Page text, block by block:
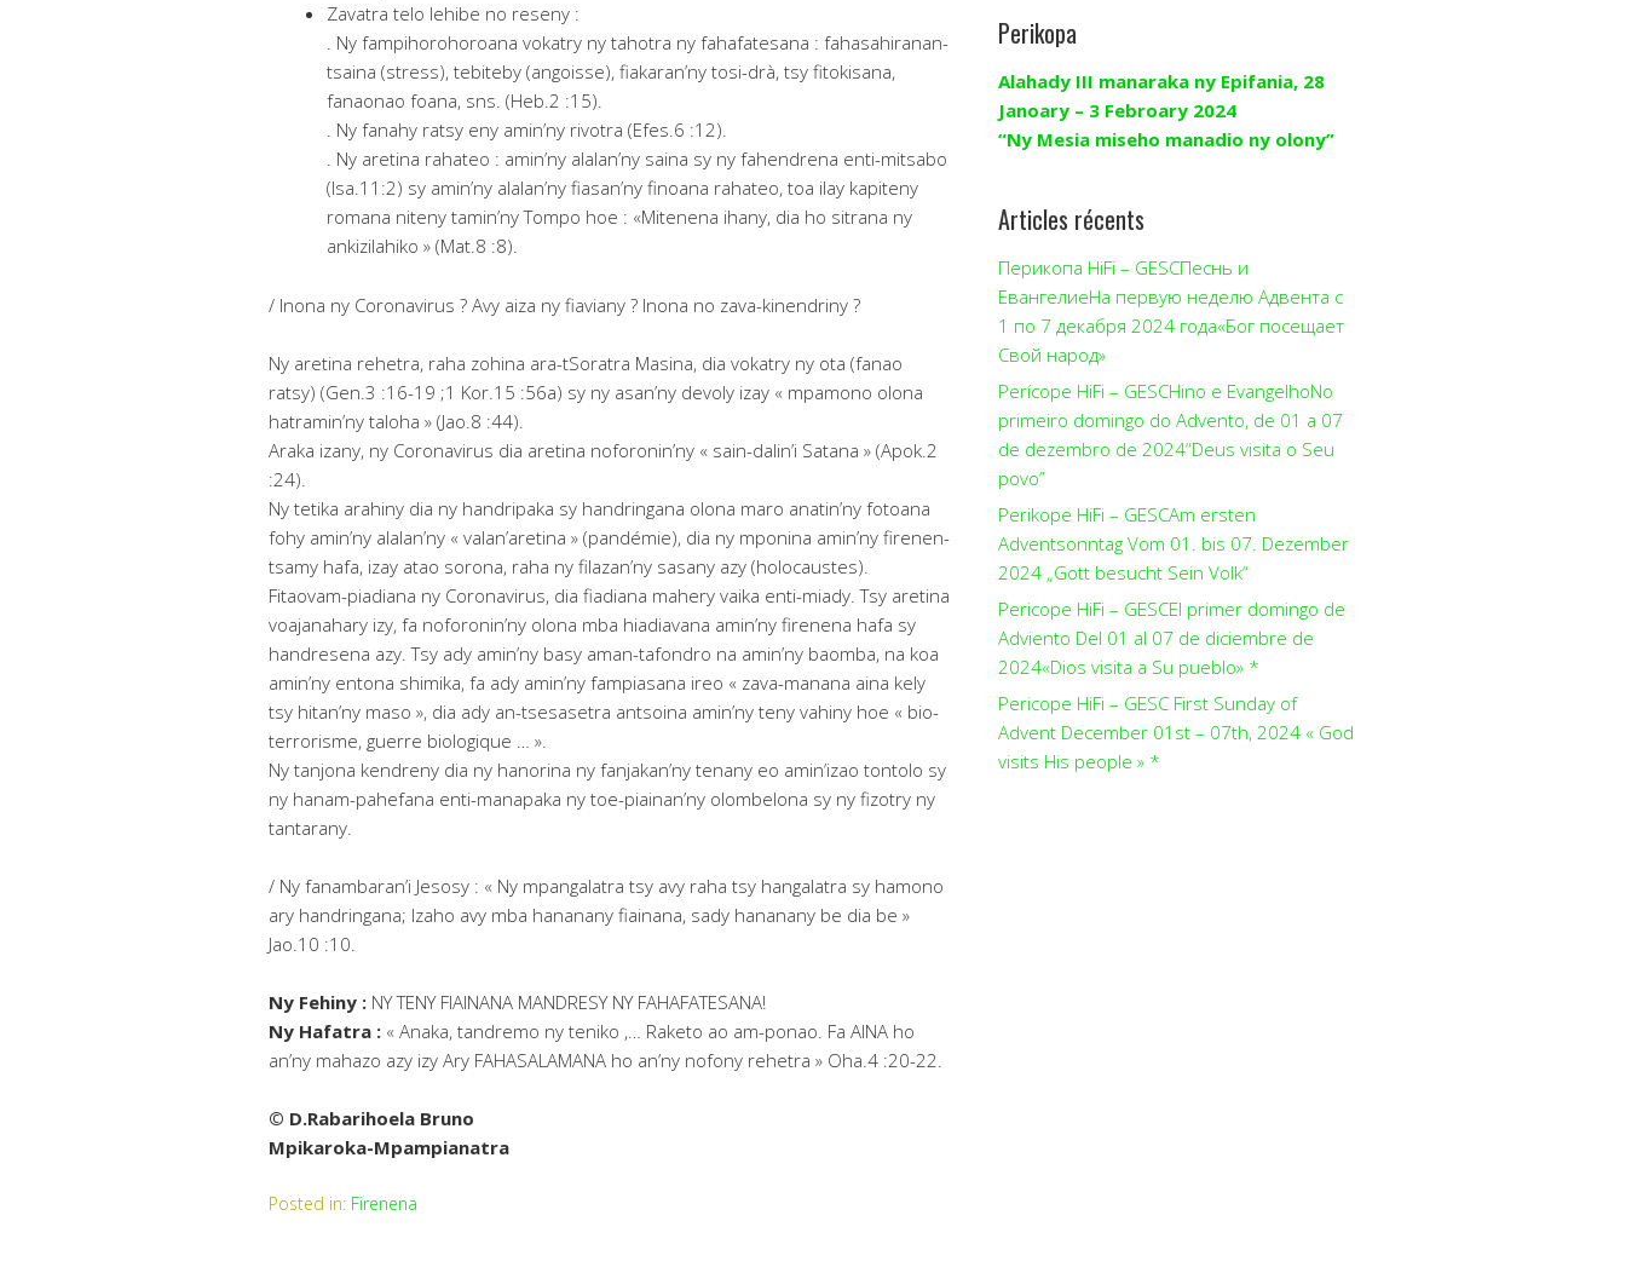
Zavatra telo lehibe no reseny :
. Ny fampihorohoroana vokatry ny tahotra ny fahafatesana : fahasahiranan-
tsaina (stress), tebiteby (angoisse), fiakaran’ny tosi-drà, tsy fitokisana,
fanaonao foana, sns. (Heb.2 :15).
. Ny fanahy ratsy eny amin’ny rivotra (Efes.6 :12).
. Ny aretina rahateo : amin’ny alalan’ny saina sy ny fahendrena enti-mitsabo
(Isa.11:2) sy amin’ny alalan’ny fiasan’ny finoana rahateo, toa ilay kapiteny
romana niteny tamin’ny Tompo hoe : «Mitenena ihany, dia ho sitrana ny
ankizilahiko » (Mat.8 :8).
/ Inona ny Coronavirus ? Avy aiza ny fiaviany ? Inona no zava-kinendriny ?
Ny aretina rehetra, raha zohina ara-tSoratra Masina, dia vokatry ny ota (fanao
ratsy) (Gen.3 :16-19 ;1 Kor.15 :56a) sy ny asan’ny devoly izay « mpamono olona
hatramin’ny taloha » (Jao.8 :44).
Araka izany, ny Coronavirus dia aretina noforonin’ny « sain-dalin’i Satana » (Apok.2
:24).
Ny tetika arahiny dia ny handripaka sy handringana olona maro anatin’ny fotoana
fohy amin’ny alalan’ny « valan’aretina » (pandémie), dia ny mponina amin’ny firenen-
tsamy hafa, izay atao sorona, raha ny filazan’ny sasany azy (holocaustes).
Fitaovam-piadiana ny Coronavirus, dia fiadiana mahery vaika enti-miady. Tsy aretina
voajanahary izy, fa noforonin’ny olona mba hiadiavana amin’ny firenena hafa sy
handresena azy. Tsy ady amin’ny basy aman-tafondro na amin’ny baomba, na koa
amin’ny entona shimika, fa ady amin’ny fampiasana ireo « zava-manana aina kely
tsy hitan’ny maso », dia ady an-tsesasetra antsoina amin’ny teny vahiny hoe « bio-
terrorisme, guerre biologique … ».
Ny tanjona kendreny dia ny hanorina ny fanjakan’ny tenany eo amin’izao tontolo sy
ny hanam-pahefana enti-manapaka ny toe-piainan’ny olombelona sy ny fizotry ny
tantarany.
/ Ny fanambaran’i Jesosy : « Ny mpangalatra tsy avy raha tsy hangalatra sy hamono
ary handringana; Izaho avy mba hananany fiainana, sady hananany be dia be »
Jao.10 :10.
Ny Fehiny : NY TENY FIAINANA MANDRESY NY FAHAFATESANA!
Ny Hafatra : « Anaka, tandremo ny teniko ,… Raketo ao am-ponao. Fa AINA ho
an’ny mahazo azy izy Ary FAHASALAMANA ho an’ny nofony rehetra » Oha.4 :20-22.
© D.Rabarihoela Bruno
Mpikaroka-Mpampianatra
Posted in: Firenena
Perikopa
Alahady III manaraka ny Epifania, 28
Janoary – 3 Febroary 2024
“Ny Mesia miseho manadio ny olony”
Articles récents
Перикопа HiFi – GESCПеснь и
ЕвангелиеНа первую неделю Адвента с
1 по 7 декабря 2024 года«Бог посещает
Свой народ»
Perícope HiFi – GESCHino e EvangelhoNo
primeiro domingo do Advento, de 01 a 07
de dezembro de 2024“Deus visita o Seu
povo”
Perikope HiFi – GESCAm ersten
Adventsonntag Vom 01. bis 07. Dezember
2024 „Gott besucht Sein Volk“
Pericope HiFi – GESCEl primer domingo de
Adviento Del 01 al 07 de diciembre de
2024«Dios visita a Su pueblo» *
Pericope HiFi – GESC First Sunday of
Advent December 01st – 07th, 2024 « God
visits His people » *